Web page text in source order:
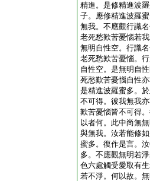
精進。是修精進波
子。應修精進波羅
無我。不應觀行識
老死愁歎苦憂惱若
無明自性空。行識
老死愁歎苦憂惱。
自性空。是無明自
死愁歎苦憂惱自性
是精進波羅蜜多。
不可得。彼我無我
歎苦憂惱皆不可得
以者何。此中尚無
與無我。汝若能修
蜜多。復作是言。
多。不應觀無明若
色六處觸受愛取有
若不淨。何以故。